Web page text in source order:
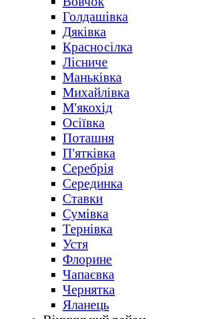
Голдашівка
Дяківка
Красносілка
Лісниче
Маньківка
Михайлівка
М'якохід
Осіївка
Поташня
П'ятківка
Серебрія
Серединка
Ставки
Сумівка
Тернівка
Устя
Флорине
Чапаєвка
Чернятка
Яланець